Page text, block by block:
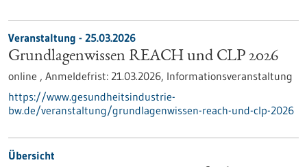
Veranstaltung - 25.03.2026
Grundlagenwissen REACH und CLP 2026
online , Anmeldefrist: 21.03.2026, Informationsveranstaltung
https://www.gesundheitsindustrie-
bw.de/veranstaltung/grundlagenwissen-reach-und-clp-2026
Übersicht